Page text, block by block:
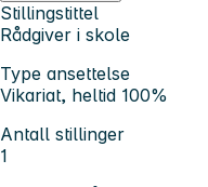
Stillingstittel
Rådgiver i skole
Type ansettelse
Vikariat, heltid 100%
Antall stillinger
1